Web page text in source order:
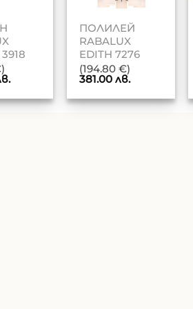
ПОЛИЛЕЙ
RABALUX
EDITH 7276
(194.80 €)
381.00 лв.